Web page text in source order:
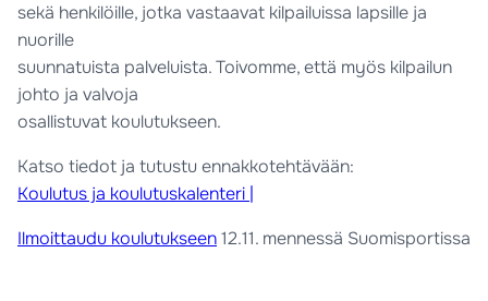
sekä henkilöille, jotka vastaavat kilpailuissa lapsille ja
nuorille
suunnatuista palveluista. Toivomme, että myös kilpailun
johto ja valvoja
osallistuvat koulutukseen.
Katso tiedot ja tutustu ennakkotehtävään:
Koulutus ja koulutuskalenteri |
Ilmoittaudu koulutukseen12.11. mennessä Suomisportissa